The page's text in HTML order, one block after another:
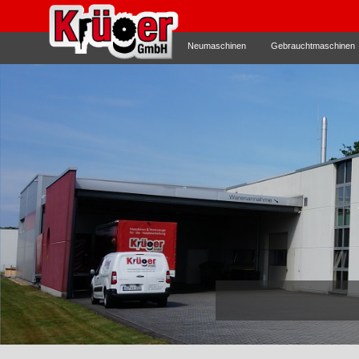
Neumaschinen Gebrauchtmaschinen